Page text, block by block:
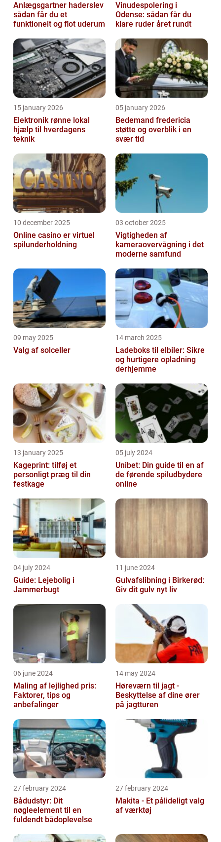
Anlægsgartner haderslev
sådan får du et
funktionelt og flot uderum
Vinudespolering i
Odense: sådan får du
klare ruder året rundt
15 january 2026
Elektronik rønne lokal
hjælp til hverdagens
teknik
05 january 2026
Bedemand fredericia
støtte og overblik i en
svær tid
10 december 2025
Online casino er virtuel
spilunderholdning
03 october 2025
Vigtigheden af
kameraovervågning i det
moderne samfund
09 may 2025
Valg af solceller
14 march 2025
Ladeboks til elbiler: Sikre
og hurtigere opladning
derhjemme
13 january 2025
Kageprint: tilføj et
personligt præg til din
festkage
05 july 2024
Unibet: Din guide til en af
de førende spiludbydere
online
04 july 2024
Guide: Lejebolig i
Jammerbugt
11 june 2024
Gulvafslibning i Birkerød:
Giv dit gulv nyt liv
06 june 2024
Maling af lejlighed pris:
Faktorer, tips og
anbefalinger
14 may 2024
Høreværn til jagt -
Beskyttelse af dine ører
på jagtturen
27 february 2024
Bådudstyr: Dit
nøgleelement til en
fuldendt bådoplevelse
27 february 2024
Makita - Et pålideligt valg
af værktøj